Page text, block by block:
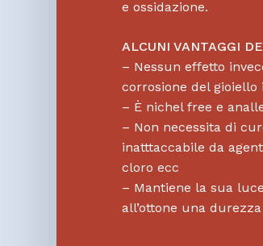
e ossidazione.
ALCUNI VANTAGGI
– Nessun effetto
corrosione del gioiello
– È nichel free e
– Non necessita di
inatttaccabile da
cloro ecc
– Mantiene la sua
all’ottone una